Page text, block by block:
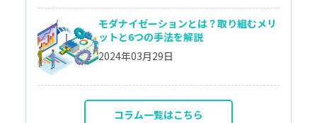
モダナイゼーションとは？取り組むメリ
ットと6つの手法を解説
2024年03月29日
コラム一覧はこちら